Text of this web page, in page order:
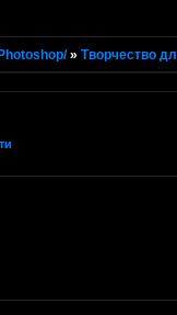
»Творчество